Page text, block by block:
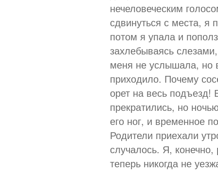
нечеловеческим
сдвинуться с места, я
потом я упала и
захлебываясь
меня не услышала, но
приходило. Почему
орет на весь
прекратились, но
его ног, и временное
Родители приехали
случалось. Я,
теперь никогда не